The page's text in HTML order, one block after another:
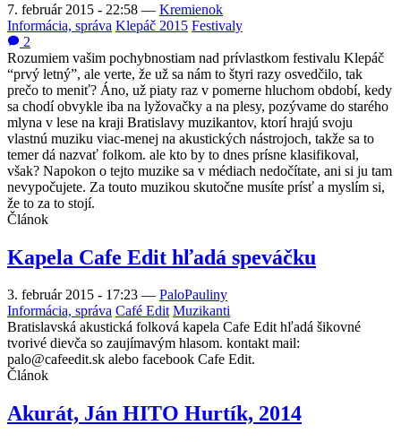
7. február 2015 - 22:58 — Kremienok
Informácia, správa Klepáč 2015 Festivaly
2
Rozumiem vašim pochybnostiam nad prívlastkom festivalu Klepáč
“prvý letný”, ale verte, že už sa nám to štyri razy osvedčilo, tak
prečo to meniť? Áno, už piaty raz v pomerne hluchom období, kedy
sa chodí obvykle iba na lyžovačky a na plesy, pozývame do starého
mlyna v lese na kraji Bratislavy muzikantov, ktorí hrajú svoju
vlastnú muziku viac-menej na akustických nástrojoch, takže sa to
temer dá nazvať folkom. ale kto by to dnes prísne klasifikoval,
však? Napokon o tejto muzike sa v médiach nedočítate, ani si ju tam
nevypočujete. Za touto muzikou skutočne musíte prísť a myslím si,
že to za to stojí.
Článok
Kapela Cafe Edit hľadá speváčku
3. február 2015 - 17:23 — PaloPauliny
Informácia, správa Café Edit Muzikanti
Bratislavská akustická folková kapela Cafe Edit hľadá šikovné
tvorivé dievča so zaujímavým hlasom. kontakt mail:
palo@cafeedit.sk alebo facebook Cafe Edit.
Článok
Akurát, Ján HITO Hurtík, 2014